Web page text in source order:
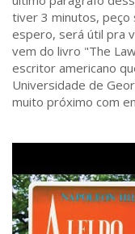
tiver 3 minutos, peço
espero, será útil pra
vem do livro "The
escritor americano
Universidade de
muito próximo com